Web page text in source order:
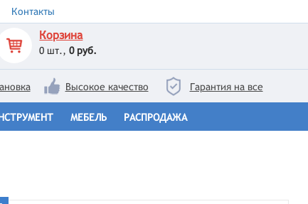
Контакты
Корзина
0 шт.,0 руб.
Высокое качество Гарантия на все
МЕБЕЛЬ РАСПРОДАЖА